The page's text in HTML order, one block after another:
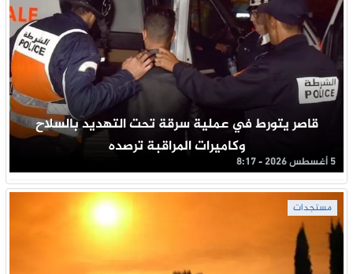
قاصر يتورط في عملية سرقة تحت التهديد بالسلاح
وكاميرات المراقبة ترصده
5 أغسطس 2026 - 8:17
مستجدات